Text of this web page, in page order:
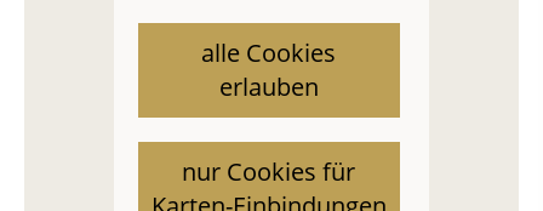
alle Cookies
erlauben
nur Cookies für